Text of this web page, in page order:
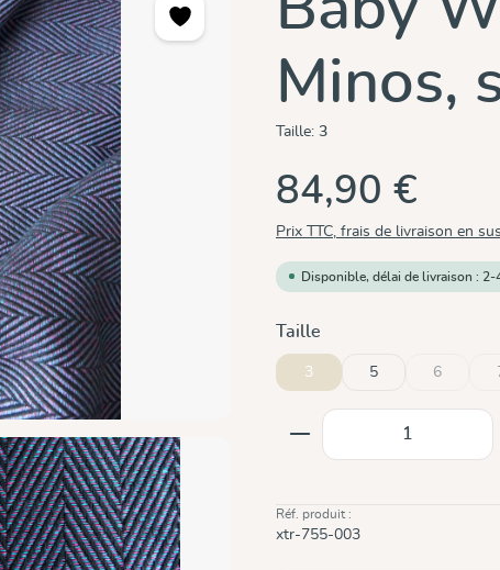
Minos,
Taille: 3
84,90 €
Prix TTC, frais de livraison en sus
Disponible, délai de livraison : 2-
Sélectionnez
Taille
3 5 6
Quantité de
Réf. produit :
xtr-755-003